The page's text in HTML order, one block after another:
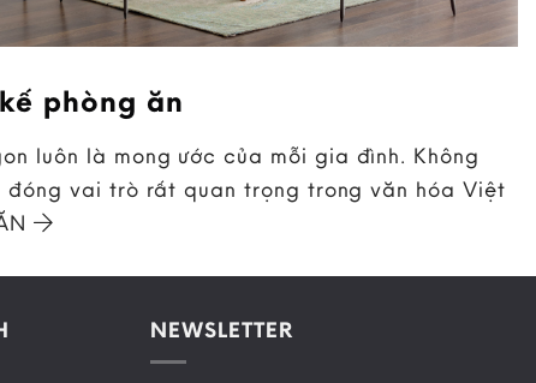
phòng ăn
luôn là mong ước của mỗi gia đình. Không
đóng vai trò rất quan trọng trong văn hóa Việt
NEWSLETTER